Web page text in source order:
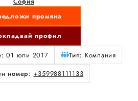
промяна
профил
01 юли 2017 Тип: Компания
номер: +359988111133